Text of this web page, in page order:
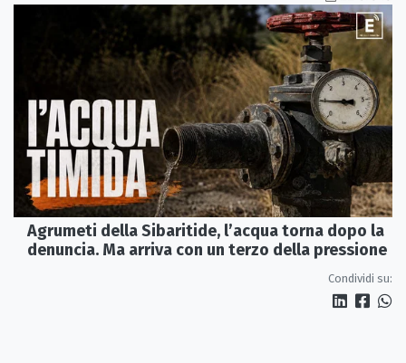
Agrumeti della Sibaritide, l’acqua torna dopo la
denuncia. Ma arriva con un terzo della pressione
Condividi su: